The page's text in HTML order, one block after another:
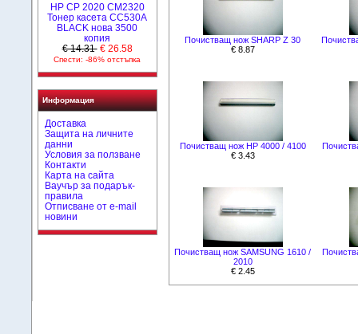
HP CP 2020 CM2320
Тонер касета CC530A
BLACK нова 3500
копия
€ 14.31 € 26.58
Спести: -86% отстъпка
Информация
Доставка
Защита на личните
данни
Условия за ползване
Контакти
Карта на сайта
Ваучър за подарък-
правила
Отписване от e-mail
новини
Почистващ нож SHARP Z 30
€ 8.87
Почистващ нож HP 4000 / 4100
€ 3.43
Почистващ нож SAMSUNG 1610 /
2010
€ 2.45